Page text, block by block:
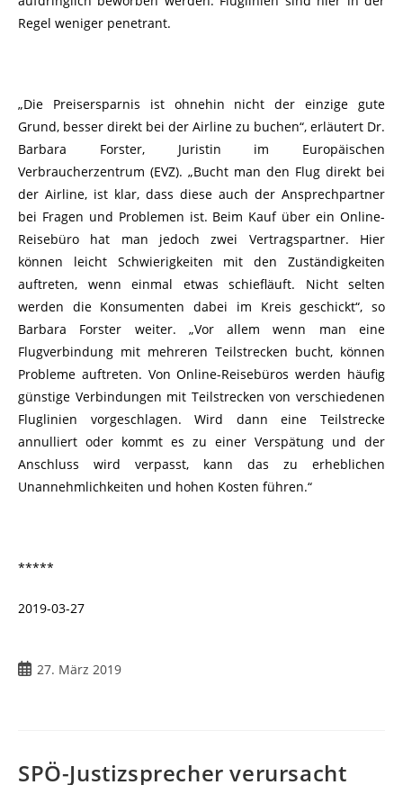
Regel weniger penetrant.
„Die Preisersparnis ist ohnehin nicht der einzige gute
Grund, besser direkt bei der Airline zu buchen“, erläutert Dr.
Barbara Forster, Juristin im Europäischen
Verbraucherzentrum (EVZ). „Bucht man den Flug direkt bei
der Airline, ist klar, dass diese auch der Ansprechpartner
bei Fragen und Problemen ist. Beim Kauf über ein Online-
Reisebüro hat man jedoch zwei Vertragspartner. Hier
können leicht Schwierigkeiten mit den Zuständigkeiten
auftreten, wenn einmal etwas schiefläuft. Nicht selten
werden die Konsumenten dabei im Kreis geschickt“, so
Barbara Forster weiter. „Vor allem wenn man eine
Flugverbindung mit mehreren Teilstrecken bucht, können
Probleme auftreten. Von Online-Reisebüros werden häufig
günstige Verbindungen mit Teilstrecken von verschiedenen
Fluglinien vorgeschlagen. Wird dann eine Teilstrecke
annulliert oder kommt es zu einer Verspätung und der
Anschluss wird verpasst, kann das zu erheblichen
Unannehmlichkeiten und hohen Kosten führen.“
*****
2019-03-27
27. März 2019
SPÖ-Justizsprecher verursacht